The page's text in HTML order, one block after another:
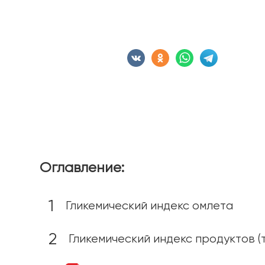
Оглавление:
Гликемический индекс омлета
Гликемический индекс продуктов